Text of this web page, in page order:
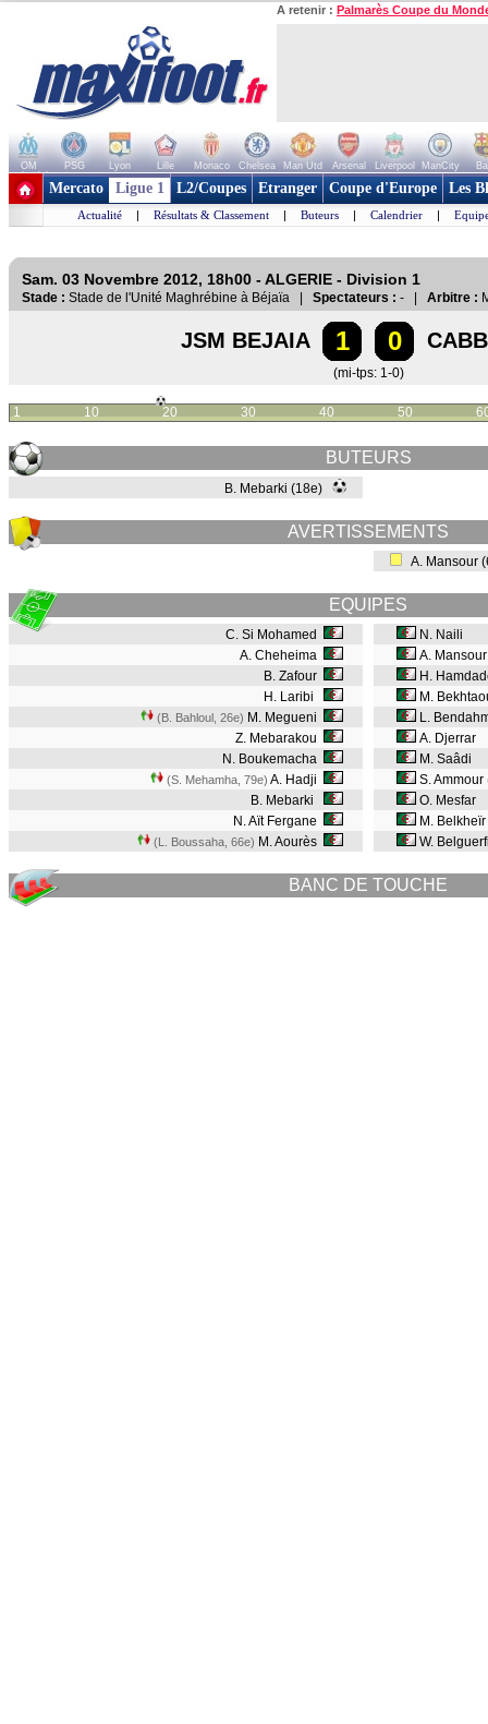
A retenir : Palmarès Coupe du
OM PSG Lyon Lille Monaco Chelsea Man Utd Arsenal Liverpool ManCity
+ de clubs
Mercato Ligue 1 L2/Coupes Etranger Coupe d'Europe Les
Actualité | Résultats & Classement | Buteurs | Calendrier |
Sam. 03 Novembre 2012, 18h00 - ALGERIE - Division 1
Stade : Stade de l'Unité Maghrébine à Béjaïa | Spectateurs : - | Arbitre :
JSM BEJAIA 1 0
(mi-tps: 1-0)
1 10 20 30 40 50
BUTEURS
B. Mebarki (18e)
AVERTISSEMENTS
A. Mansour
EQUIPES
C. Si Mohamed
A. Cheheima
B. Zafour
H. Laribi
(B. Bahloul, 26e) M. Megueni
Z. Mebarakou
N. Boukemacha
(S. Mehamha, 79e) A. Hadji
B. Mebarki
N. Aït Fergane
(L. Boussaha, 66e) M. Aourès
N. Naili
A. Mansour
H.
M.
L.
A. Djerrar
M. Saâdi
S. Ammour
O. Mesfar
M. Belkheïr
W.
BANC DE TOUCHE